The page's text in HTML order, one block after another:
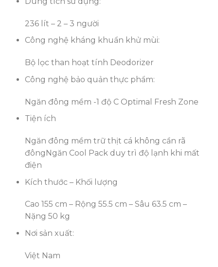
236 lít – 2 – 3 người
Công nghệ kháng khuẩn khử mùi:
Bộ lọc than hoạt tính Deodorizer
Công nghệ bảo quản thực phẩm:
Ngăn đông mềm -1 độ C Optimal Fresh Zone
Tiện ích
Ngăn đông mềm trữ thịt cá không cần rã
đôngNgăn Cool Pack duy trì độ lạnh khi mất
điện
Kích thước – Khối lượng
Cao 155 cm – Rộng 55.5 cm – Sâu 63.5 cm –
Nặng 50 kg
Nơi sản xuất:
Việt Nam